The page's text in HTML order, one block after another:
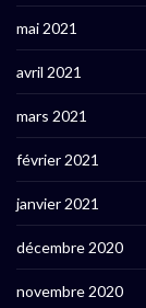
mai 2021
avril 2021
mars 2021
février 2021
janvier 2021
décembre 2020
novembre 2020